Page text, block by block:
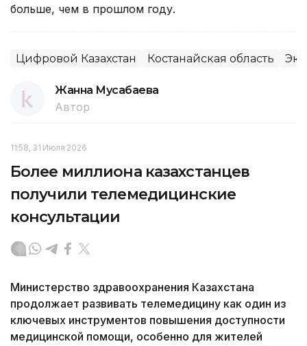
больше, чем в прошлом году.
Цифровой Казахстан Костанайская область
Жанна Мусабаева
Автор
11:58, 31 Июля 2026
Более миллиона казахстанцев
получили телемедицинские
консультации
Министерство здравоохранения Казахстана
продолжает развивать телемедицину как один из
ключевых инструментов повышения доступности
медицинской помощи, особенно для жителей